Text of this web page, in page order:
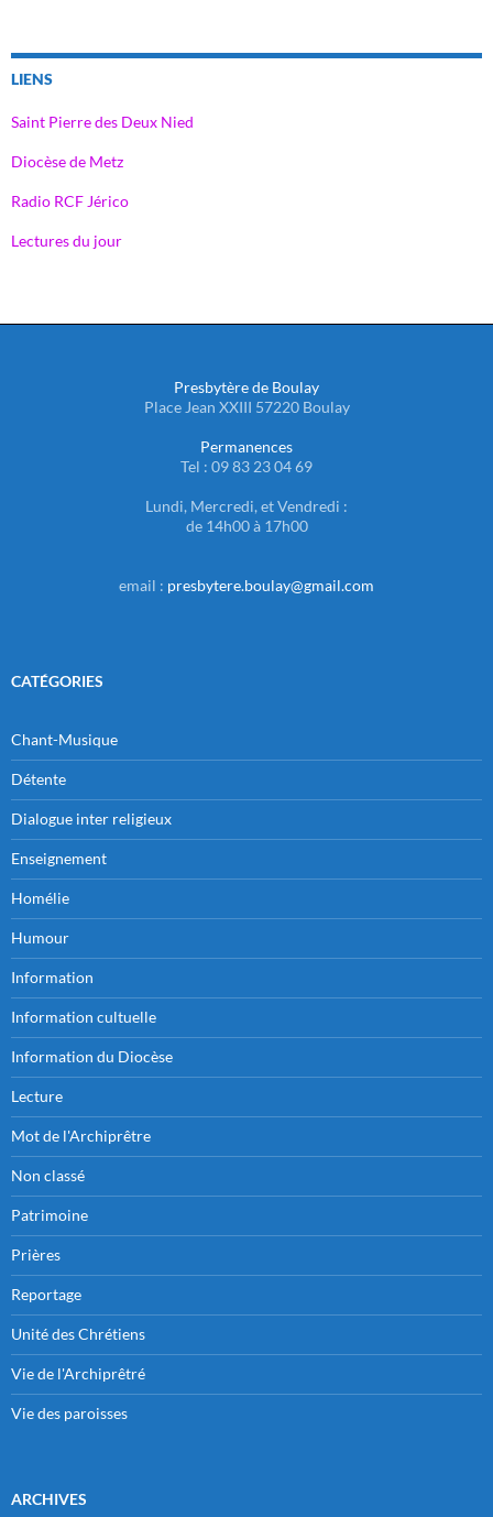
LIENS
Saint Pierre des Deux Nied
Diocèse de Metz
Radio RCF Jérico
Lectures du jour
Presbytère de Boulay
Place Jean XXIII 57220 Boulay
Permanences
Tel : 09 83 23 04 69
Lundi, Mercredi, et Vendredi :
de 14h00 à 17h00
email : presbytere.boulay@gmail.com
CATÉGORIES
Chant-Musique
Détente
Dialogue inter religieux
Enseignement
Homélie
Humour
Information
Information cultuelle
Information du Diocèse
Lecture
Mot de l'Archiprêtre
Non classé
Patrimoine
Prières
Reportage
Unité des Chrétiens
Vie de l'Archiprêtré
Vie des paroisses
ARCHIVES